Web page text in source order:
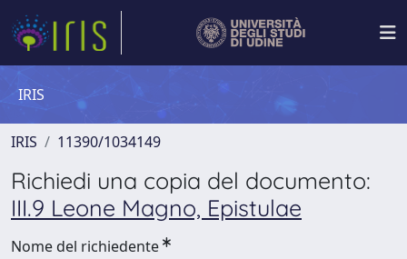
IRIS
IRIS 11390/1034149
Richiedi una copia del documento:
III.9 Leone Magno, Epistulae
Nome del richiedente